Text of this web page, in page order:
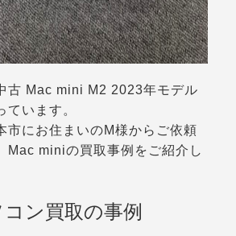
古 Mac mini M2 2023年モデル
ています。
市にお住まいのM様からご依頼
Mac miniの買取事例をご紹介し
ン買取の事例